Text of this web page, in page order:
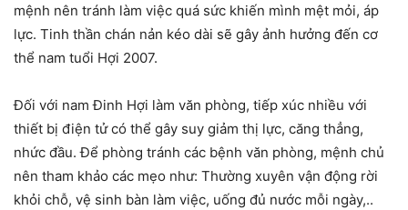
mệnh nên tránh làm việc quá sức khiến mình mệt mỏi, áp
lực. Tinh thần chán nản kéo dài sẽ gây ảnh hưởng đến cơ
thể nam tuổi Hợi 2007.
Đối với nam Đinh Hợi làm văn phòng, tiếp xúc nhiều với
thiết bị điện tử có thể gây suy giảm thị lực, căng thẳng,
nhức đầu. Để phòng tránh các bệnh văn phòng, mệnh chủ
nên tham khảo các mẹo như: Thường xuyên vận động rời
khỏi chỗ, vệ sinh bàn làm việc, uống đủ nước mỗi ngày,..